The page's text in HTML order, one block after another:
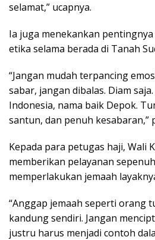
selamat,” ucapnya.
Ia juga menekankan
etika selama berada di Tanah
“Jangan mudah terpancing
sabar, jangan dibalas. Diam
Indonesia, nama baik Depok.
santun, dan penuh kesabaran,”
Kepada para petugas haji, Wali
memberikan pelayanan
memperlakukan jemaah
“Anggap jemaah seperti orang
kandung sendiri. Jangan
justru harus menjadi contoh